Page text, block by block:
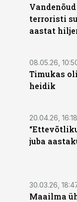
terroristi
aastat
08.05.26,
Timukas
heidik
20.04.26, 16:18
juba
30.03.26,
Maailma